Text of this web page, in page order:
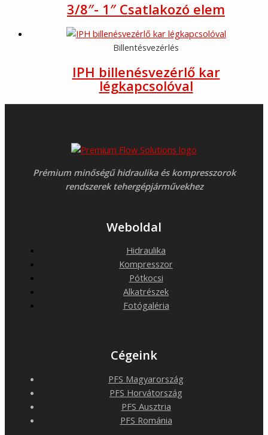
3/8″- 1″ Csatlakozó elem
Billentésvezérlés
IPH billenésvezérlő kar
légkapcsolóval
Prémium minőségű hidraulika és kompresszorok
rendszerek tehergépjárművekhez
Weboldal
Hidraulika
Kompresszor
Pótkocsi
Alkatrészek
Fotógaléria
Cégeink
PFS Magyarország
PFS Horvátország
PFS Ausztria
PFS Románia